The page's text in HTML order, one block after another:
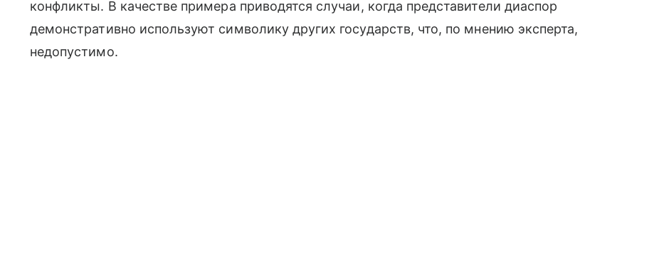
конфликты. В качестве примера приводятся случаи, когда представители диаспор
демонстративно используют символику других государств, что, по мнению эксперта,
недопустимо.